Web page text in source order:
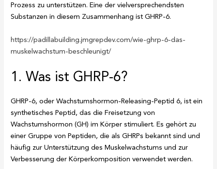
Prozess zu unterstützen. Eine der vielversprechendsten
Substanzen in diesem Zusammenhang ist GHRP-6.
https://padillabuilding.jmgrepdev.com/wie-ghrp-6-das-
muskelwachstum-beschleunigt/
1. Was ist GHRP-6?
GHRP-6, oder Wachstumshormon-Releasing-Peptid 6, ist ein
synthetisches Peptid, das die Freisetzung von
Wachstumshormon (GH) im Körper stimuliert. Es gehört zu
einer Gruppe von Peptiden, die als GHRPs bekannt sind und
häufig zur Unterstützung des Muskelwachstums und zur
Verbesserung der Körperkomposition verwendet werden.